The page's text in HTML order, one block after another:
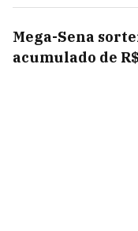
Mega-Sena
acumulado de